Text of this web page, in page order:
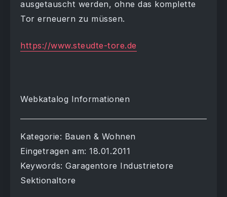
ausgetauscht werden, ohne das komplette
Tor erneuern zu müssen.
https://www.steudte-tore.de
Webkatalog Informationen
Kategorie: Bauen & Wohnen
Eingetragen am: 18.01.2011
Keywords: Garagentore Industrietore
Sektionaltore